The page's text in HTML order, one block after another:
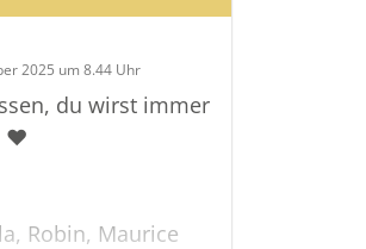
2025 um 8.44 Uhr
du wirst immer
❤️
Robin, Maurice